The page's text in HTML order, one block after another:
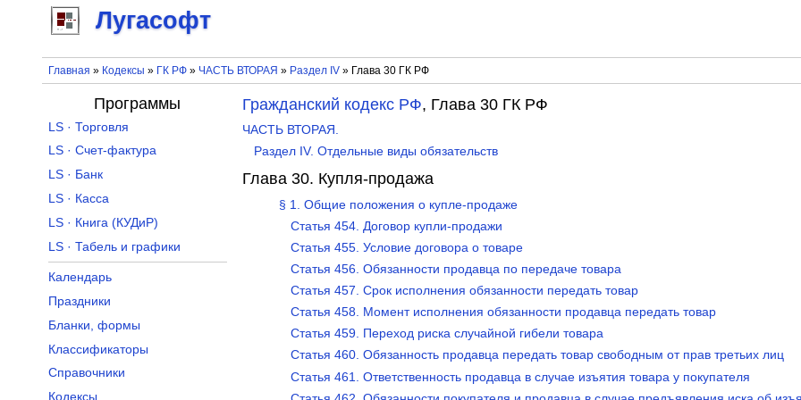
Лугасофт
Главная » Кодексы » ГК РФ» ЧАСТЬ ВТОРАЯ » Раздел IV» Глава 30 ГК РФ
Гражданский кодекс РФ, Глава 30 ГК РФ
ЧАСТЬ ВТОРАЯ.
Раздел IV. Отдельные виды обязательств
Глава 30. Купля-продажа
§ 1. Общие положения о купле-продаже
Статья 454. Договор купли-продажи
Статья 455. Условие договора о товаре
Статья 456. Обязанности продавца по передаче товара
Статья 457. Срок исполнения обязанности передать товар
Статья 458. Момент исполнения обязанности продавца передать товар
Статья 459. Переход риска случайной гибели товара
Статья 460. Обязанность продавца передать товар свободным от прав третьих лиц
Статья 461. Ответственность продавца в случае изъятия товара у покупателя
Программы
LS · Торговля
LS · Счет-фактура
LS · Банк
LS · Касса
LS · Книга (КУДиР)
LS · Табель и графики
Календарь
Праздники
Бланки, формы
Классификаторы
Справочники
Кодексы